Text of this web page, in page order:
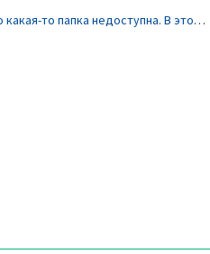
Nero не удалось установить с сообщением, что какая-то папка недоступна. В этой папке я установил старую версию Nero.